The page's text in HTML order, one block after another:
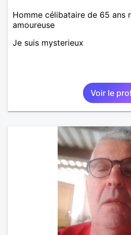
Homme célibataire de 65 ans
amoureuse
Je suis mysterieux
Voir le